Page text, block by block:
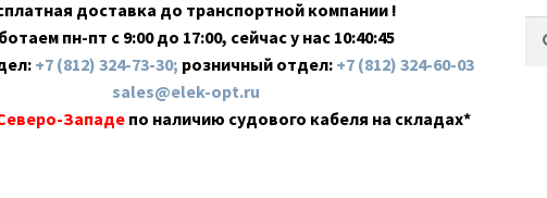
доставка до транспортной компании !
пн-пт с 9:00 до 17:00, сейчас у нас 10:40:46
+7 (812) 324-73-30; розничный отдел: +7 (812) 324-60-03
sales@elek-opt.ru
Западе по наличию судового кабеля на складах*